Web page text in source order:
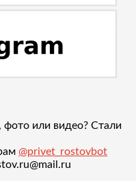
фото или видео? Стали
@privet_rostovbot